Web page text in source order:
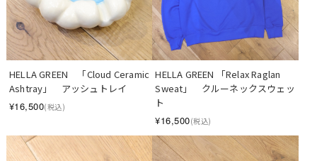
HELLA GREEN　「Cloud Ceramic
Ashtray」　アッシュトレイ
¥16,500(税込)
HELLA GREEN 「Relax Raglan
Sweat」　クルーネックスウェッ
ト
¥16,500(税込)